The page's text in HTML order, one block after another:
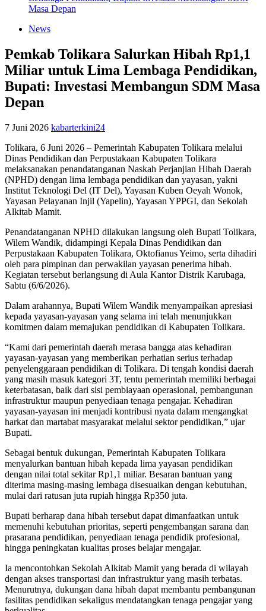
Masa Depan
News
Pemkab Tolikara Salurkan Hibah Rp1,1
Miliar untuk Lima Lembaga Pendidikan,
Bupati: Investasi Membangun SDM Masa
Depan
7 Juni 2026 kabarterkini24
Tolikara, 6 Juni 2026 – Pemerintah Kabupaten Tolikara melalui
Dinas Pendidikan dan Perpustakaan Kabupaten Tolikara
melaksanakan penandatanganan Naskah Perjanjian Hibah Daerah
(NPHD) dengan lima lembaga pendidikan dan yayasan, yakni
Institut Teknologi Del (IT Del), Yayasan Kuben Oeyah Wonok,
Yayasan Pelayanan Injil (Yapelin), Yayasan YPPGI, dan Sekolah
Alkitab Mamit.
Penandatanganan NPHD dilakukan langsung oleh Bupati Tolikara,
Wilem Wandik, didampingi Kepala Dinas Pendidikan dan
Perpustakaan Kabupaten Tolikara, Oktofianus Yeimo, serta dihadiri
oleh para pimpinan dan perwakilan yayasan penerima hibah.
Kegiatan tersebut berlangsung di Aula Kantor Distrik Karubaga,
Sabtu (6/6/2026).
Dalam arahannya, Bupati Wilem Wandik menyampaikan apresiasi
kepada yayasan-yayasan yang selama ini telah menunjukkan
komitmen dalam memajukan pendidikan di Kabupaten Tolikara.
“Kami dari pemerintah daerah merasa bangga atas kehadiran
yayasan-yayasan yang memberikan perhatian serius terhadap
penyelenggaraan pendidikan di Tolikara. Di tengah kondisi daerah
yang masih masuk kategori 3T, tentu pemerintah memiliki berbagai
keterbatasan, baik dari sisi pembiayaan operasional, pembangunan
infrastruktur maupun penyediaan tenaga pengajar. Kehadiran
yayasan-yayasan ini menjadi kontribusi nyata dalam mengangkat
harkat dan martabat masyarakat melalui sektor pendidikan,” ujar
Bupati.
Sebagai bentuk dukungan, Pemerintah Kabupaten Tolikara
menyalurkan bantuan hibah kepada lima yayasan pendidikan
dengan nilai total sekitar Rp1,1 miliar. Besaran bantuan yang
diterima masing-masing lembaga disesuaikan dengan kebutuhan,
mulai dari ratusan juta rupiah hingga Rp350 juta.
Bupati berharap dana hibah tersebut dapat dimanfaatkan untuk
memenuhi kebutuhan prioritas, seperti pengembangan sarana dan
prasarana pendidikan, penyediaan tenaga pendidik profesional,
hingga peningkatan kualitas proses belajar mengajar.
Ia mencontohkan Sekolah Alkitab Mamit yang berada di wilayah
dengan akses transportasi dan infrastruktur yang masih terbatas.
Menurutnya, dukungan dana hibah dapat membantu pembangunan
fasilitas pendidikan sekaligus mendatangkan tenaga pengajar yang